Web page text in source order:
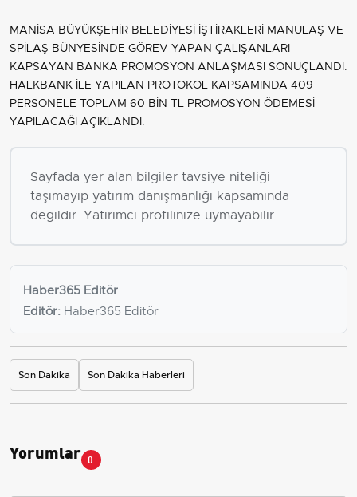
MANİSA BÜYÜKŞEHİR BELEDİYESİ İŞTİRAKLERİ MANULAŞ VE
SPİLAŞ BÜNYESİNDE GÖREV YAPAN ÇALIŞANLARI
KAPSAYAN BANKA PROMOSYON ANLAŞMASI SONUÇLANDI.
HALKBANK İLE YAPILAN PROTOKOL KAPSAMINDA 409
PERSONELE TOPLAM 60 BİN TL PROMOSYON ÖDEMESİ
YAPILACAĞI AÇIKLANDI.
Sayfada yer alan bilgiler tavsiye niteliği
taşımayıp yatırım danışmanlığı kapsamında
değildir. Yatırımcı profilinize uymayabilir.
Haber365 Editör
Editör: Haber365 Editör
Son Dakika Son Dakika Haberleri
Yorumlar 0